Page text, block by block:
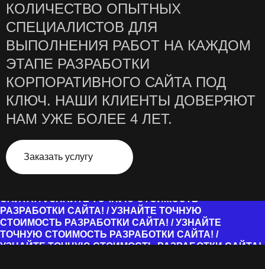
КОЛИЧЕСТВО ОПЫТНЫХ
СПЕЦИАЛИСТОВ ДЛЯ
ВЫПОЛНЕНИЯ РАБОТ НА КАЖДОМ
ЭТАПЕ РАЗРАБОТКИ
КОРПОРАТИВНОГО САЙТА ПОД
КЛЮЧ. НАШИ КЛИЕНТЫ ДОВЕРЯЮТ
НАМ УЖЕ БОЛЕЕ 4 ЛЕТ.
Заказать услугу
УЗНАЙТЕ ТОЧНУЮ СТОИМОСТЬ РАЗРАБОТКИ САЙТА!
САЙТА! /УЗНАЙТЕ ТОЧНУЮ СТОИМОСТЬ
РАЗРАБОТКИ САЙТА! /УЗНАЙТЕ ТОЧНУЮ
СТОИМОСТЬ РАЗРАБОТКИ САЙТА! /УЗНАЙТЕ
ТОЧНУЮ СТОИМОСТЬ РАЗРАБОТКИ САЙТА! /
УЗНАЙТЕ ТОЧНУЮ СТОИМОСТЬ РАЗРАБОТКИ САЙТА!